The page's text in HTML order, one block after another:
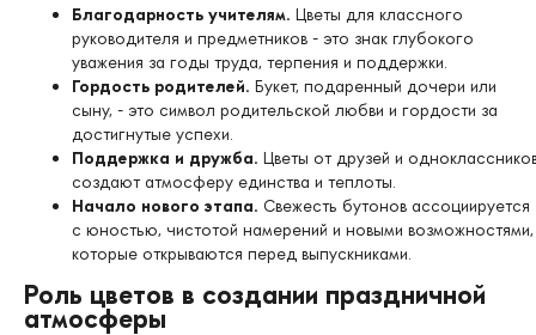
Благодарность учителям. Цветы для классного
руководителя и предметников - это знак глубокого
уважения за годы труда, терпения и поддержки.
Гордость родителей. Букет, подаренный дочери или
сыну, - это символ родительской любви и гордости за
достигнутые успехи.
Поддержка и дружба. Цветы от друзей и
создают атмосферу единства и теплоты.
Начало нового этапа. Свежесть бутонов ассоциируется
с юностью, чистотой намерений и новыми возможностями,
которые открываются перед выпускниками.
Роль цветов в создании праздничной
атмосферы